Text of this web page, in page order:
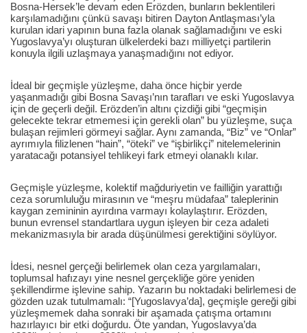
Bosna-Hersek’le devam eden Erözden, bunların beklentileri
karşılamadığını çünkü savaşı bitiren Dayton Antlaşması’yla
kurulan idari yapının buna fazla olanak sağlamadığını ve eski
Yugoslavya’yı oluşturan ülkelerdeki bazı milliyetçi partilerin
konuyla ilgili uzlaşmaya yanaşmadığını not ediyor.
İdeal bir geçmişle yüzleşme, daha önce hiçbir yerde
yaşanmadığı gibi Bosna Savaşı’nın tarafları ve eski Yugoslavya
için de geçerli değil. Erözden’in altını çizdiği gibi “geçmişin
gelecekte tekrar etmemesi için gerekli olan” bu yüzleşme, suça
bulaşan rejimleri görmeyi sağlar. Aynı zamanda, “Biz” ve “Onlar”
ayrımıyla filizlenen “hain”, “öteki” ve “işbirlikçi” nitelemelerinin
yaratacağı potansiyel tehlikeyi fark etmeyi olanaklı kılar.
Geçmişle yüzleşme, kolektif mağduriyetin ve failliğin yarattığı
ceza sorumluluğu mirasının ve “meşru müdafaa” taleplerinin
kaygan zemininin ayırdına varmayı kolaylaştırır. Erözden,
bunun evrensel standartlara uygun işleyen bir ceza adaleti
mekanizmasıyla bir arada düşünülmesi gerektiğini söylüyor.
İdesi, nesnel gerçeği belirlemek olan ceza yargılamaları,
toplumsal hafızayı yine nesnel gerçekliğe göre yeniden
şekillendirme işlevine sahip. Yazarın bu noktadaki belirlemesi de
gözden uzak tutulmamalı: “[Yugoslavya’da], geçmişle gereği gibi
yüzleşmemek daha sonraki bir aşamada çatışma ortamını
hazırlayıcı bir etki doğurdu. Öte yandan, Yugoslavya’da